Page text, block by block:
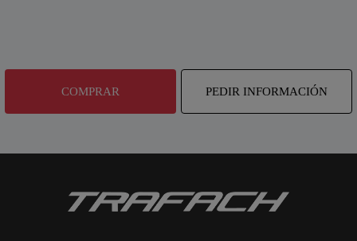
COMPRAR PEDIR INFORMACIÓN